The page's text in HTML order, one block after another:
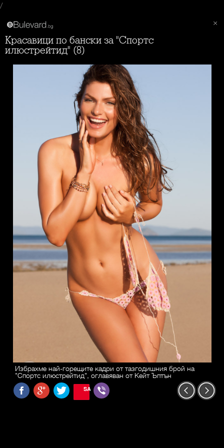
/
Красавици по бански за "Спортс
илюстрейтид" (8)
Избрахме най-горещите кадри от тазгодишния брой на
"Спортс илюстрейтид", оглавяван от Кейт Ъптън
SAVE